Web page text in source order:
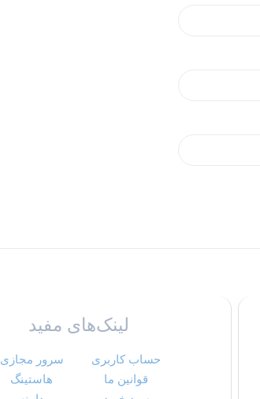
لینک‌های مفید
حساب کاربری
قوانین ما
سرور مجازی
هاستینگ